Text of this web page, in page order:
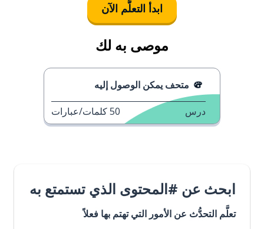
ابدأ التعلُّم الآن
موصى به لك
متحف يمكن الوصول إليه
درس 50كلمات/عبارات
ابحث عن #المحتوى الذي تستمتع به
تعلَّم التحدُّث عن الأمور التي تهتم بها فعلاً